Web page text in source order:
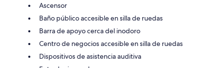
Ascensor
Baño público accesible en silla de ruedas
Barra de apoyo cerca del inodoro
Centro de negocios accesible en silla de ruedas
Dispositivos de asistencia auditiva